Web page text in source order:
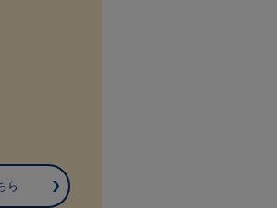
ら